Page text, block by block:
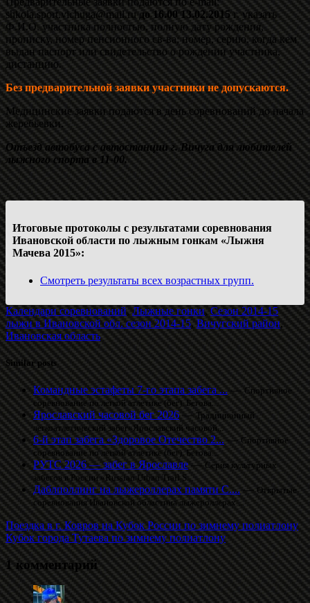
shkola.sport.vichuga@mail.ruдо 16.00 13.02.2015г. указать
Ф.И.О. участника полностью, полную дату рождения,
прописку, номер пенсионного св-ва; номер, серию, когда кем
выдан паспорт или свидетельство о рождении участника,
дистанцию.
Без предварительной заявки участники не допускаются.
Медицинские заявки подаются в день соревнований до начала
жеребьевки.
Отъезд автобуса с автостанции г. Вичуга для любителей
лыжного спорта в 11-00.
Итоговые протоколы с результатами соревнования
Ивановской области по лыжным гонкам «Лыжня
Мачева 2015»:
Смотреть результаты всех возрастных групп.
Календари соревнований,Лыжные гонки,Сезон 2014-15
лыжи в Ивановской обл. сезон 2014-15,Вичугский район,
Ивановская область
Similar posts
Командные эстафеты 7-го этапа забега ...—Спортивное
соревнование по легкой атлетике (бег). Бегова...
Ярославский часовой бег 2026—Традиционный
легкоатлетический забег«Ярославский часовой...
6-й этап забега «Здоровое Отечество 2...—Спортивное
соревнование по легкой атлетике (бег). Бегова...
РУТС 2026 — забег в Ярославле—Серия культурных
забегов в России «Russian Urban Trail S...
Даблполлинг на лыжероллерах памяти С....—Открытые
соревнования Ивановской областина лыжероллерах....
Поездка в г. Ковров на Кубок России по зимнему полиатлону
Кубок города Тутаева по зимнему полиатлону
1 комментарий